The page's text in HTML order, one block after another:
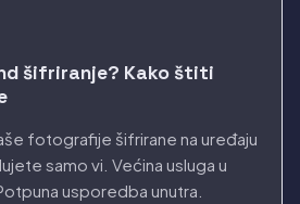
šifriranje? Kako štiti
fotografije šifrirane na uređaju
samo vi. Većina usluga u
usporedba unutra.